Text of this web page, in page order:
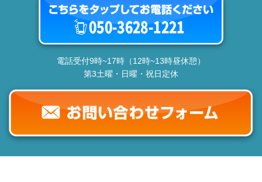
電話受付9時~17時（12時~13時昼休憩）
第3土曜・日曜・祝日定休